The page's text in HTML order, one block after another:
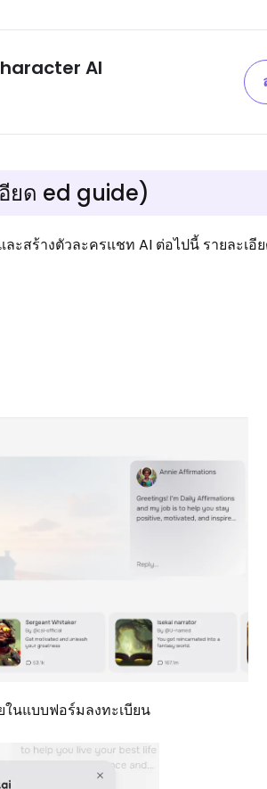
AI
ยด ed guide)
ะสร้างตัวละครแชท AI ต่อไปนี้ รายละเอี
นแบบฟอร์มลงทะเบียน